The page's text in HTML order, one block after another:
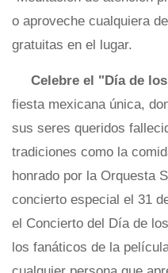
o aproveche cualquiera
gratuitas en el lugar.
Celebre el "Día de
fiesta mexicana única,
sus seres queridos
tradiciones como la
honrado por la Orquesta
concierto especial el 31
el Concierto del Día de
los fanáticos de la